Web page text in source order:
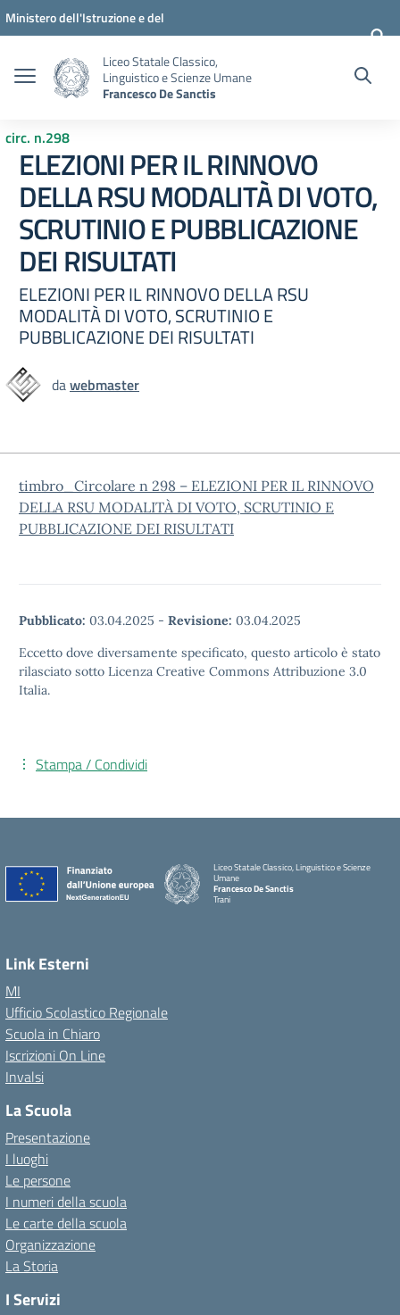
Vai ai contenuti
Vai al menu di navigazione
Vai al footer
Ministero dell'Istruzione e del
Liceo Statale Classico,
Linguistico e Scienze Umane
Francesco De Sanctis
circ. n.298
ELEZIONI PER IL RINNOVO
DELLA RSU MODALITÀ DI VOTO,
SCRUTINIO E PUBBLICAZIONE
DEI RISULTATI
ELEZIONI PER IL RINNOVO DELLA RSU
MODALITÀ DI VOTO, SCRUTINIO E
PUBBLICAZIONE DEI RISULTATI
dawebmaster
timbro_Circolare n 298 – ELEZIONI PER IL RINNOVO
DELLA RSU MODALITÀ DI VOTO, SCRUTINIO E
PUBBLICAZIONE DEI RISULTATI
Pubblicato: 03.04.2025 - Revisione: 03.04.2025
Eccetto dove diversamente specificato, questo articolo è stato
rilasciato sotto Licenza Creative Commons Attribuzione 3.0
Italia.
Stampa / Condividi
Liceo Statale Classico, Linguistico e Scienze
Umane
Francesco De Sanctis
Trani
Link Esterni
MI
Ufficio Scolastico Regionale
Scuola in Chiaro
Iscrizioni On Line
Invalsi
La Scuola
Presentazione
I luoghi
Le persone
I numeri della scuola
Le carte della scuola
Organizzazione
La Storia
I Servizi